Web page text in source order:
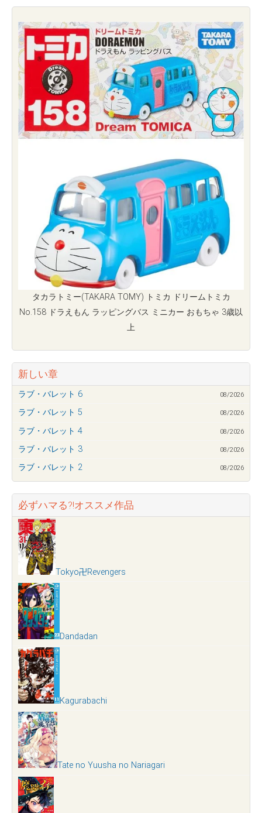
タカラトミー(TAKARA TOMY) トミカ ドリームトミカ
No.158 ドラえもん ラッピングバス ミニカー おもちゃ 3歳以
上
新しい章
ラブ・バレット 6 08/2026
ラブ・バレット 5 08/2026
ラブ・バレット 4 08/2026
ラブ・バレット 3 08/2026
ラブ・バレット 2 08/2026
必ずハマる?!オススメ作品
Tokyo卍Revengers
Dandadan
Kagurabachi
Tate no Yuusha no Nariagari